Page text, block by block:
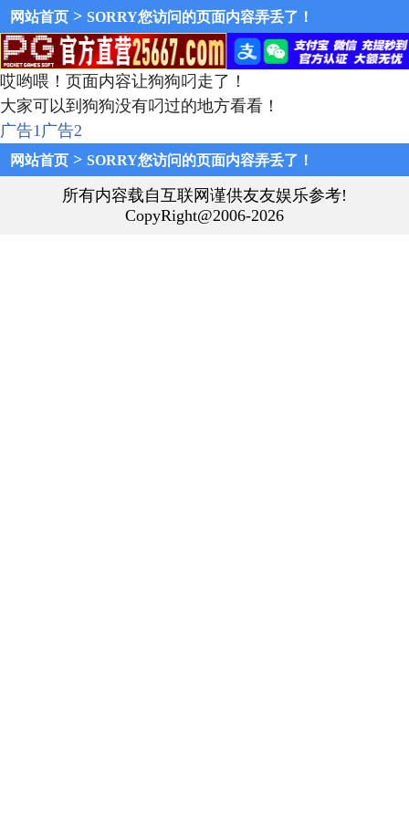
网站首页 > SORRY您访问的页面内容弄丢了！
哎哟喂！页面内容让狗狗叼走了！
大家可以到狗狗没有叼过的地方看看！
广告1广告2
网站首页 > SORRY您访问的页面内容弄丢了！
所有内容载自互联网谨供友友娱乐参考!
CopyRight@2006-2026